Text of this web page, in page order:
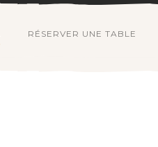
RÉSERVER UNE TABLE